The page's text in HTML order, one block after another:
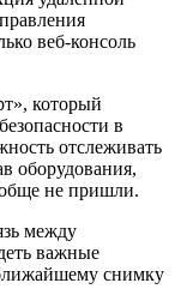
веб-консоль
который
в
отслеживать
оборудования,
не пришли.
между
важные
снимку